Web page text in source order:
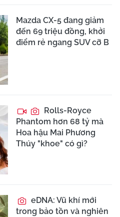
Mazda CX-5 đang giảm
đến 69 triệu đồng, khởi
điểm rẻ ngang SUV cỡ B
Rolls-Royce
Phantom hơn 68 tỷ mà
Hoa hậu Mai Phương
Thúy "khoe" có gì?
eDNA: Vũ khí mới
trong bảo tồn và nghiên